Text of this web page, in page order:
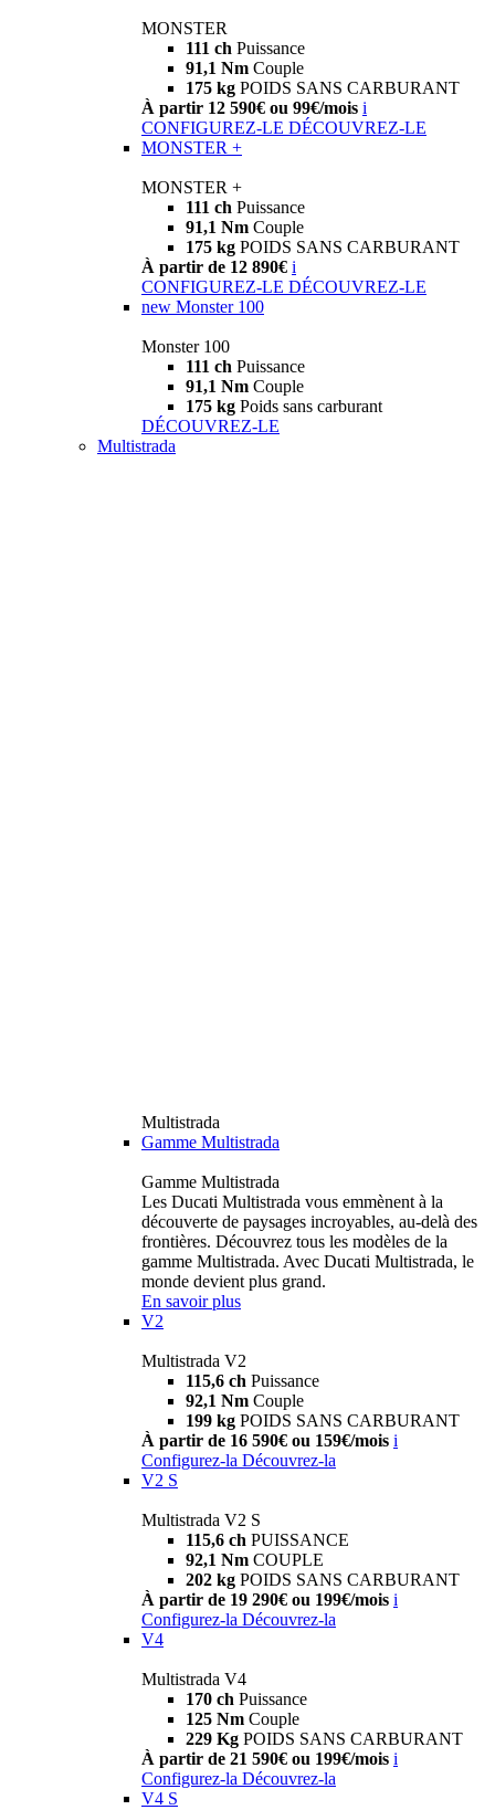
MONSTER
111 ch Puissance
91,1 Nm Couple
175 kg POIDS SANS CARBURANT
À partir 12 590€ ou 99€/mois i
CONFIGUREZ-LE DÉCOUVREZ-LE
MONSTER +
MONSTER +
111 ch Puissance
91,1 Nm Couple
175 kg POIDS SANS CARBURANT
À partir de 12 890€ i
CONFIGUREZ-LE DÉCOUVREZ-LE
new Monster 100
Monster 100
111 ch Puissance
91,1 Nm Couple
175 kg Poids sans carburant
DÉCOUVREZ-LE
Multistrada
Multistrada
Gamme Multistrada
Gamme Multistrada
Les Ducati Multistrada vous emmènent à la
découverte de paysages incroyables, au-delà des
frontières. Découvrez tous les modèles de la
gamme Multistrada. Avec Ducati Multistrada, le
monde devient plus grand.
En savoir plus
V2
Multistrada V2
115,6 ch Puissance
92,1 Nm Couple
199 kg POIDS SANS CARBURANT
À partir de 16 590€ ou 159€/mois i
Configurez-la Découvrez-la
V2 S
Multistrada V2 S
115,6 ch PUISSANCE
92,1 Nm COUPLE
202 kg POIDS SANS CARBURANT
À partir de 19 290€ ou 199€/mois i
Configurez-la Découvrez-la
V4
Multistrada V4
170 ch Puissance
125 Nm Couple
229 Kg POIDS SANS CARBURANT
À partir de 21 590€ ou 199€/mois i
Configurez-la Découvrez-la
V4 S